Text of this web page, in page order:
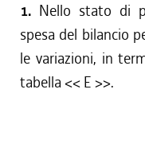
1. Nello stato di
spesa del bilancio
le variazioni, in
tabella << E >>.